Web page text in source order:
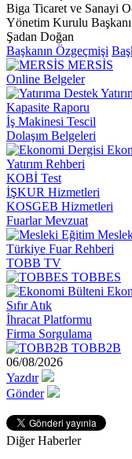
Biga Ticaret ve Sanayi
Yönetim Kurulu Başkanı
Şadan Doğan
Başkanın Özgeçmişi
MERSİS
Online Belgeler
Kapasite Raporu
İş Makinesi Tescil
Dolaşım Belgeleri
Yatırım Rehberi
KOBİ Test
İŞKUR Hizmetleri
KOSGEB Hizmetleri
Fuarlar Mevzuat
Türkiye Fuar Rehberi
TOBB TV
TOBBES
Sıfır Atık
İhracat Platformu
Firma Sorgulama
TOBB2B
06/08/2026
Yazdır
Gönder
Diğer Haberler